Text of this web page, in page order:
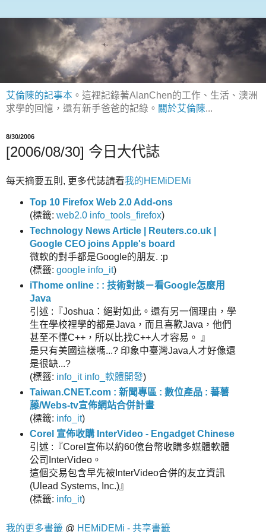
艾倫陳的記事本 。這裡記錄著AlanChen的工作、生活、澳洲
求學的回憶，還有新手爸爸的記錄。 關於艾倫陳...
8/30/2006
[2006/08/30] 今日大代誌
每天摘要五則, 更多代誌請看我的HEMiDEMi
Top 10 Firefox Web 2.0 Add-ons
(標籤: web2.0 info_tools_firefox)
Technology News Article | Reuters.co.uk |
Google CEO joins Apple's board
微軟的對手都是Google的朋友. :p
(標籤: google info_it)
iThome online : : 技術對談－看Google怎麼用
Java
引述 :『Joshua：絕對如此。還有另一個理由，學
生在學校裡學的都是Java，而且喜歡Java，他們
甚至不懂C++，所以比找C++人才容易。 』
是只有美國這樣嗎...? 印象中臺灣Java人才好像還
是很缺...?
(標籤: info_it info_軟體開發)
Taiwan.CNET.com : 新聞專區 : 數位產品 : 蕃薯
藤/Webs-tv宣佈網站合併計畫
(標籤: info_it)
Corel 宣佈收購 InterVideo - Engadget Chinese
引述 :『Corel宣佈以約60億台幣收購多媒體軟體
公司InterVideo。
這個交易包含早先被InterVideo合併的友立資訊
(Ulead Systems, Inc.)』
(標籤: info_it)
我的更多書籤 @ HEMiDEMi - 共享書籤